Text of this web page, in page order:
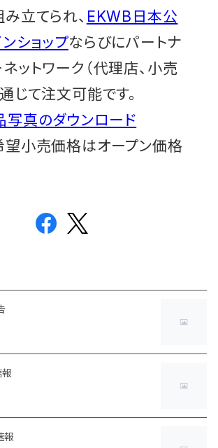
立てられ、 EKWB日本公
ショップならびにパートナ
ットワーク（代理店、小売
じて注文可能です。
写真のダウンロード
望小売価格はオープン価格
報